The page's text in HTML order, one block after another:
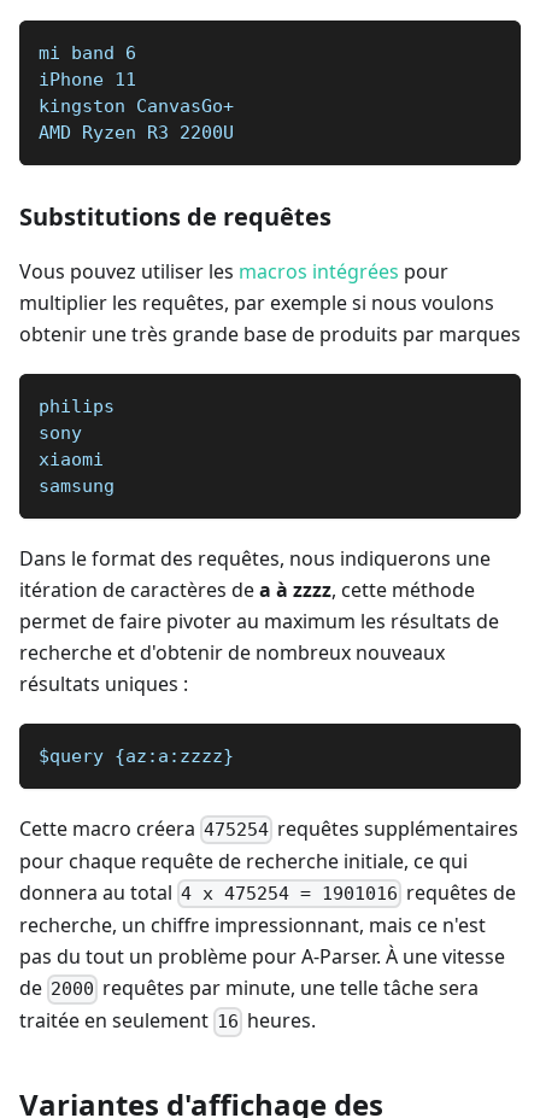
mi band 6
iPhone 11
kingston CanvasGo+
AMD Ryzen R3 2200U
Substitutions de requêtes
Vous pouvez utiliser les macros intégrées pour
multiplier les requêtes, par exemple si nous voulons
obtenir une très grande base de produits par marques
philips
sony
xiaomi
samsung
Dans le format des requêtes, nous indiquerons une
itération de caractères dea à zzzz, cette méthode
permet de faire pivoter au maximum les résultats de
recherche et d'obtenir de nombreux nouveaux
résultats uniques :
$query {az:a:zzzz}
Cette macro créera 475254 requêtes supplémentaires
pour chaque requête de recherche initiale, ce qui
donnera au total 4 x 475254 = 1901016 requêtes de
recherche, un chiffre impressionnant, mais ce n'est
pas du tout un problème pour A-Parser. À une vitesse
de 2000 requêtes par minute, une telle tâche sera
traitée en seulement 16 heures.
Variantes d'affichage des